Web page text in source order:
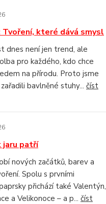
Tvoření, které dává smysl
dnes není jen trend, ale
pro každého, kdo chce
na přírodu. Proto jsme
bavlněné stuhy... číst
jaru patří
nových začátků, barev a
Spolu s prvními
přichází také Valentýn,
a Velikonoce – a p... číst